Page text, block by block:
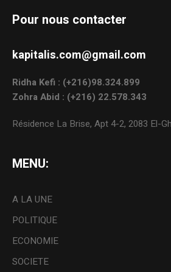
Pour nous contacter
kapitalis.com@gmail.com
Ridha Kefi : (+216)98.324.899
Zohra Abid : (+216) 22.578.343
Résidence La Brise, Apt 4-2, 2083 El-
MENU:
A LA UNE
POLITIQUE
ECONOMIE
SOCIETE